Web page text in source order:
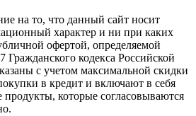
на то, что данный сайт носит
характер и ни при каких
офертой, определяемой
Гражданского кодекса Российской
с учетом максимальной скидки
в кредит и включают в себя
продукты, которые согласовываются